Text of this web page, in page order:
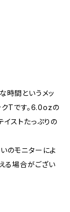
時間というメッ
クTです。6.0ozの
ストたっぷりの
のモニターによ
る場合がござい